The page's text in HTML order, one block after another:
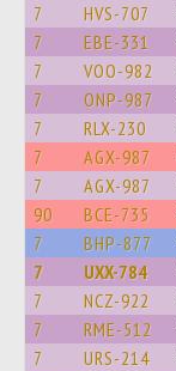
7 HVS-707
7 EBE-331
7 VOO-982
7 ONP-987
7 RLX-230
7 AGX-987
7 AGX-987
90 BCE-735
7 BHP-877
7 UXX-784
7 NCZ-922
7 RME-512
7 URS-214